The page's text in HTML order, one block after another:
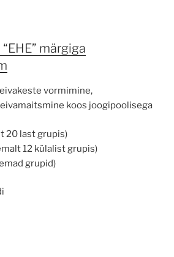
märgiga
vormimine,
koos joogipoolisega
20 last grupis)
12 külalist grupis)
grupid)